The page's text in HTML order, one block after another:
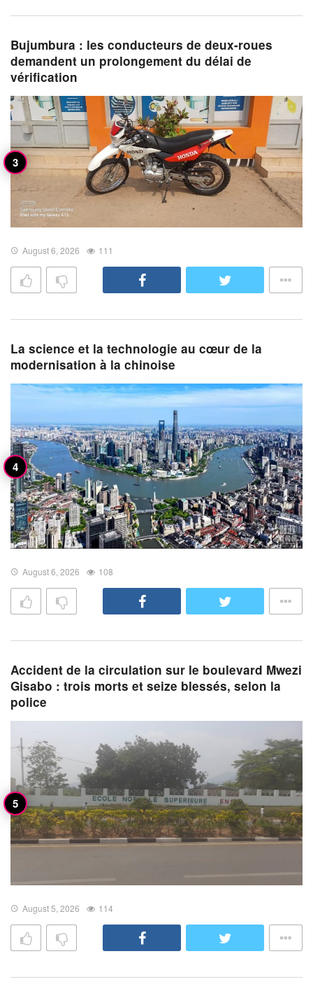
Bujumbura : les conducteurs de deux-roues
demandent un prolongement du délai de
vérification
August 6, 2026 111
La science et la technologie au cœur de la
modernisation à la chinoise
August 6, 2026 108
Accident de la circulation sur le boulevard Mwezi
Gisabo : trois morts et seize blessés, selon la
police
August 5, 2026 114